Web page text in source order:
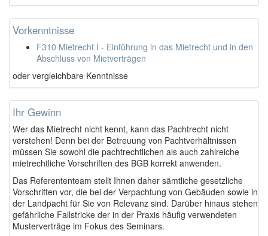
Vorkenntnisse
F310 Mietrecht I - Einführung in das Mietrecht und in den
Abschluss von Mietverträgen
oder vergleichbare Kenntnisse
Ihr Gewinn
Wer das Mietrecht nicht kennt, kann das Pachtrecht nicht
verstehen! Denn bei der Betreuung von Pachtverhältnissen
müssen Sie sowohl die pachtrechtlichen als auch zahlreiche
mietrechtliche Vorschriften des BGB korrekt anwenden.
Das Referententeam stellt Ihnen daher sämtliche gesetzliche
Vorschriften vor, die bei der Verpachtung von Gebäuden sowie in
der Landpacht für Sie von Relevanz sind. Darüber hinaus stehen
gefährliche Fallstricke der in der Praxis häufig verwendeten
Musterverträge im Fokus des Seminars.